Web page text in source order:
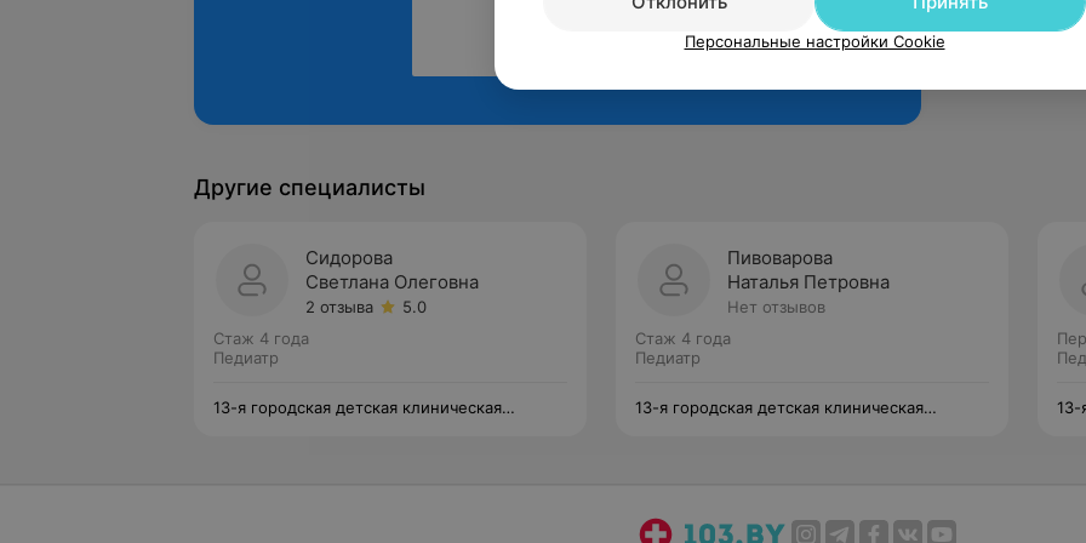
Рекомендую
Другие специалисты
Сидорова
Светлана Олеговна
2 отзыва
5.0
Стаж 4 года
Педиатр
13-я городская детская клиническая
Пивоварова
Наталья Петровна
Нет отзывов
Стаж 4 года
Педиатр
13-я городская детская клиническая
13-
Персональные настройки Cookie